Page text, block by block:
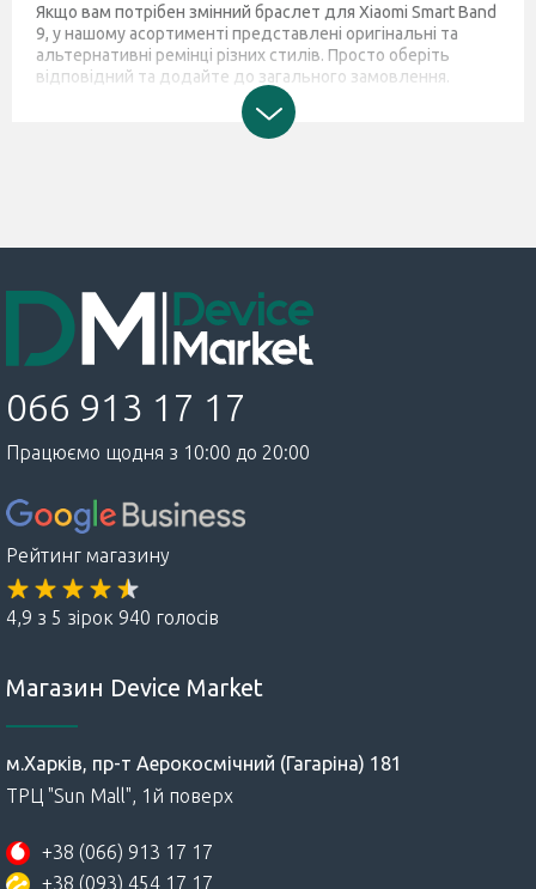
Якщо вам потрібен змінний браслет для Xiaomi Smart Band
9, у нашому асортименті представлені оригінальні та
альтернативні ремінці різних стилів. Просто оберіть
відповідний та додайте до загального замовлення.
066 913 17 17
Працюємо щодня з 10:00 до 20:00
Рейтинг магазину
4,9 з 5 зірок 940 голосів
Магазин Device Market
м.Харків, пр-т Аерокосмічний (Гагаріна) 181
ТРЦ "Sun Mall", 1й поверх
+38 (066) 913 17 17
+38 (093) 454 17 17